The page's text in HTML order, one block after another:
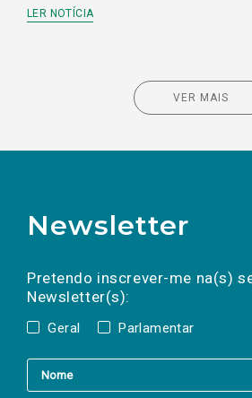
LER NOTÍCIA
VER MAIS
Newsletter
Pretendo inscrever-me na(s)
Newsletter(s):
Geral Parlamentar
a(s) newsletter(s).
mail